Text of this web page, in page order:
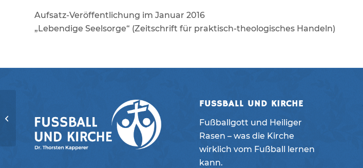
Aufsatz-Veröffentlichung im Januar 2016
„Lebendige Seelsorge“ (Zeitschrift für praktisch-theologisches Handeln)
FUSSBALL UND KIRCHE
Fußballgott und Heiliger
Rasen – was die Kirche
wirklich vom Fußball lernen
kann.